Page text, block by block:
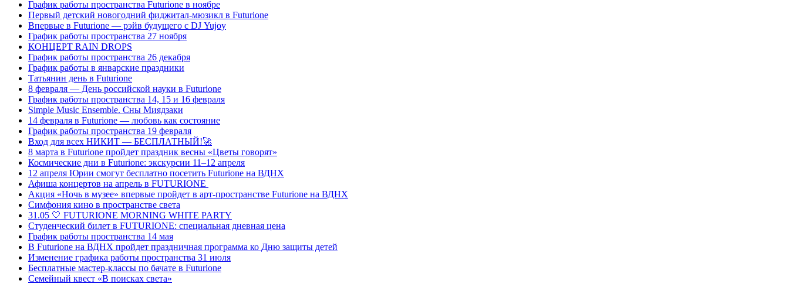
График работы пространства Futurione в ноябре
Первый детский новогодний фиджитал-мюзикл в Futurione
Впервые в Futurione — рэйв будущего с DJ Yujoy
График работы пространства 27 ноября
КОНЦЕРТ RAIN DROPS
График работы пространства 26 декабря
График работы в январские праздники
Татьянин день в Futurione
8 февраля — День российской науки в Futurione
График работы пространства 14, 15 и 16 февраля
Simple Music Ensemble. Сны Миядзаки
14 февраля в Futurione — любовь как состояние
График работы пространства 19 февраля
Вход для всех НИКИТ — БЕСПЛАТНЫЙ!🚀
8 марта в Futurione пройдет праздник весны «Цветы говорят»
Космические дни в Futurione: экскурсии 11–12 апреля
12 апреля Юрии смогут бесплатно посетить Futurione на ВДНХ
Афиша концертов на апрель в FUTURIONE
Акция «Ночь в музее» впервые пройдет в арт-пространстве Futurione на ВДНХ
Симфония кино в пространстве света
31.05 🤍 FUTURIONE MORNING WHITE PARTY
Студенческий билет в FUTURIONE: специальная дневная цена
График работы пространства 14 мая
В Futurione на ВДНХ пройдет праздничная программа ко Дню защиты детей
Изменение графика работы пространства 31 июля
Бесплатные мастер-классы по бачате в Futurione
Семейный квест «В поисках света»